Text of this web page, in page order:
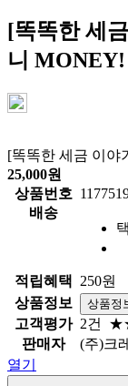
[똑똑한 세
니 MONEY!
[똑똑한 세금 이야
25,000원
상품번호
배송
적립혜택 250원
상품정보 상품정
고객평가 2건
판매자
(주)크
열기